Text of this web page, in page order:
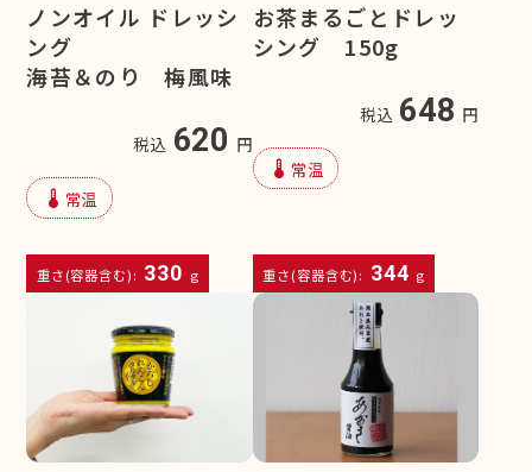
ノンオイル ドレッシ
ング
海苔＆のり 梅風味
税込 620 円
device_thermostat 常温
重さ(容器含む): 330 g
お茶まるごとドレッ
シング 150g
税込 648 円
device_thermostat 常温
重さ(容器含む): 344 g